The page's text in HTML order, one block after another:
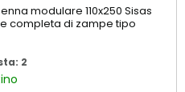
modulare 110x250 Sisas
completa di zampe tipo
2